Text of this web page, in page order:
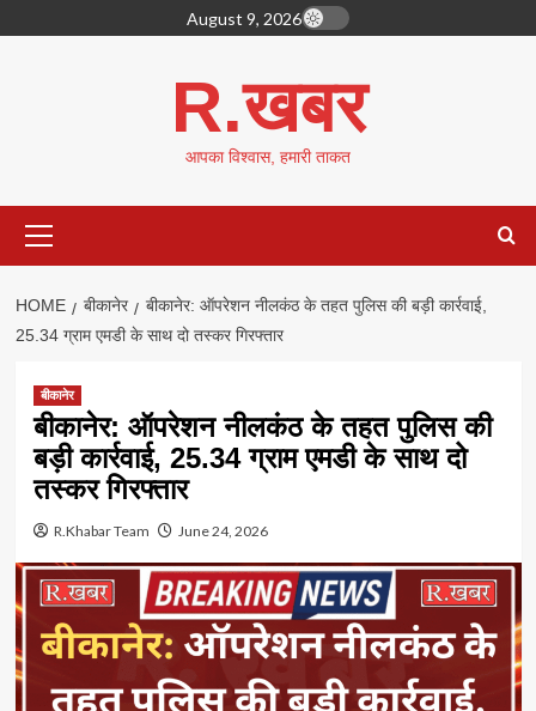
to
August 9, 2026
R.खबर
आपका विश्वास, हमारी ताकत
Menu
HOME बीकानेर
बीकानेर: ऑपरेशन नीलकंठ के तहत पुलिस की बड़ी कार्रवाई,
25.34 ग्राम एमडी के साथ दो तस्कर गिरफ्तार
बीकानेर
बीकानेर: ऑपरेशन नीलकंठ के तहत पुलिस की
बड़ी कार्रवाई, 25.34 ग्राम एमडी के साथ दो
तस्कर गिरफ्तार
R.Khabar Team June 24, 2026